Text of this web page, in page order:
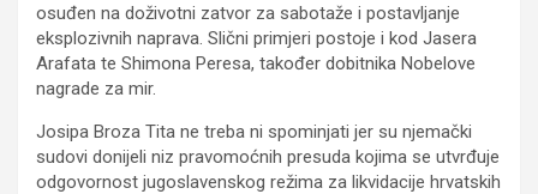
osuđen na doživotni zatvor za sabotaže i postavljanje
eksplozivnih naprava. Slični primjeri postoje i kod Jasera
Arafata te Shimona Peresa, također dobitnika Nobelove
nagrade za mir.
Josipa Broza Tita ne treba ni spominjati jer su njemački
sudovi donijeli niz pravomoćnih presuda kojima se utvrđuje
odgovornost jugoslavenskog režima za likvidacije hrvatskih